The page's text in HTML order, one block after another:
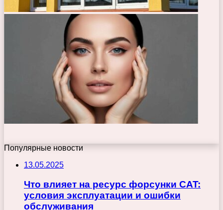
Популярные новости
13.05.2025
Что влияет на ресурс форсунки CAT:
условия эксплуатации и ошибки
обслуживания